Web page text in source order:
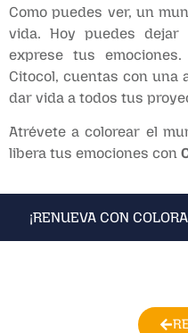
Como puedes ver, un
vida. Hoy puedes
exprese tus
Citocol, cuentas con una
dar vida a todos tus
Atrévete a colorear el
libera tus emociones con
¡RENUEVA CON